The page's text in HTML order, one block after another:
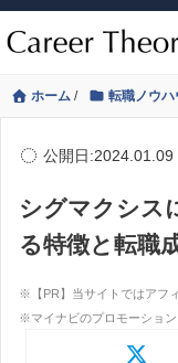
ホーム / 転職ノウハ
公開日
シグマクシス
る特徴と転職